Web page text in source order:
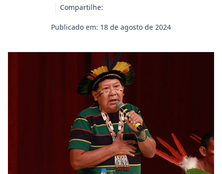
Publicado em: 18 de agosto de 2024
Compartilhe: